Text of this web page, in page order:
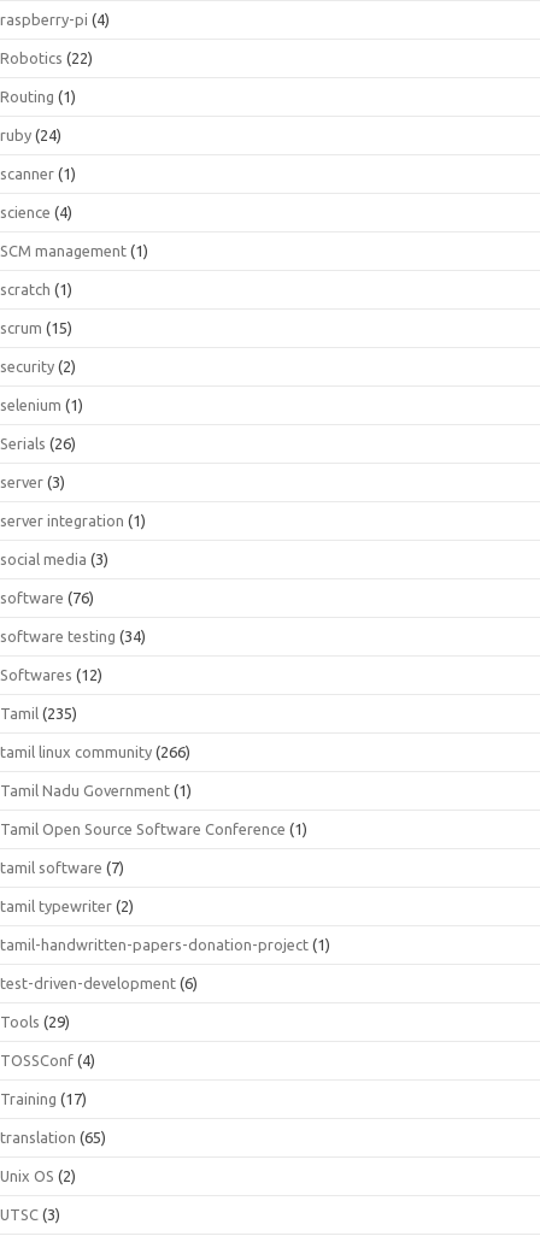
raspberry-pi (4)
Robotics (22)
Routing (1)
ruby (24)
scanner (1)
science (4)
SCM management (1)
scratch (1)
scrum (15)
security (2)
selenium (1)
Serials (26)
server (3)
server integration (1)
social media (3)
software (76)
software testing (34)
Softwares (12)
Tamil (235)
tamil linux community (266)
Tamil Nadu Government (1)
Tamil Open Source Software Conference (1)
tamil software (7)
tamil typewriter (2)
tamil-handwritten-papers-donation-project (1)
test-driven-development (6)
Tools (29)
TOSSConf (4)
Training (17)
translation (65)
Unix OS (2)
UTSC (3)